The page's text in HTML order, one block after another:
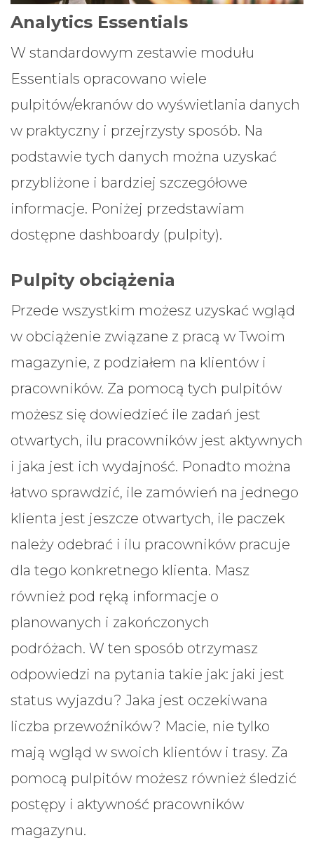
Analytics Essentials
W standardowym zestawie modułu
Essentials opracowano wiele
pulpitów/ekranów do wyświetlania danych
w praktyczny i przejrzysty sposób. Na
podstawie tych danych można uzyskać
przybliżone i bardziej szczegółowe
informacje. Poniżej przedstawiam
dostępne dashboardy (pulpity).
Pulpity obciążenia
Przede wszystkim możesz uzyskać wgląd
w obciążenie związane z pracą w Twoim
magazynie, z podziałem na klientów i
pracowników. Za pomocą tych pulpitów
możesz się dowiedzieć ile zadań jest
otwartych, ilu pracowników jest aktywnych
i jaka jest ich wydajność. Ponadto można
łatwo sprawdzić, ile zamówień na jednego
klienta jest jeszcze otwartych, ile paczek
należy odebrać i ilu pracowników pracuje
dla tego konkretnego klienta. Masz
również pod ręką informacje o
planowanych i zakończonych
podróżach. W ten sposób otrzymasz
odpowiedzi na pytania takie jak: jaki jest
status wyjazdu? Jaka jest oczekiwana
liczba przewoźników? Macie, nie tylko
mają wgląd w swoich klientów i trasy. Za
pomocą pulpitów możesz również śledzić
postępy i aktywność pracowników
magazynu.